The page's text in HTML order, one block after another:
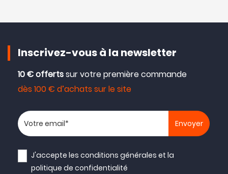
Inscrivez-vous à la newsletter
10 € offertssur votre première commande
dès 100 € d’achats sur le site
Votre adresse email
J'accepte lesconditions générales et la
politique de confidentialité